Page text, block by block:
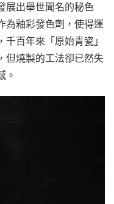
展出舉世聞名的秘色
為釉彩發色劑，使得運
百年來「原始青瓷」
但燒製的工法卻已然失
。